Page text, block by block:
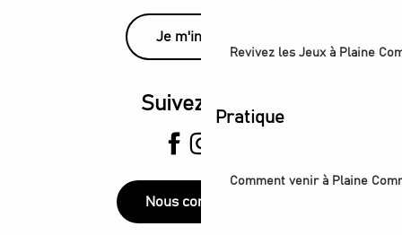
Revivez les Jeux à Plaine
Pratique
Comment venir à Plaine
Je m'inscris
Suivez-nous
Nous contacter